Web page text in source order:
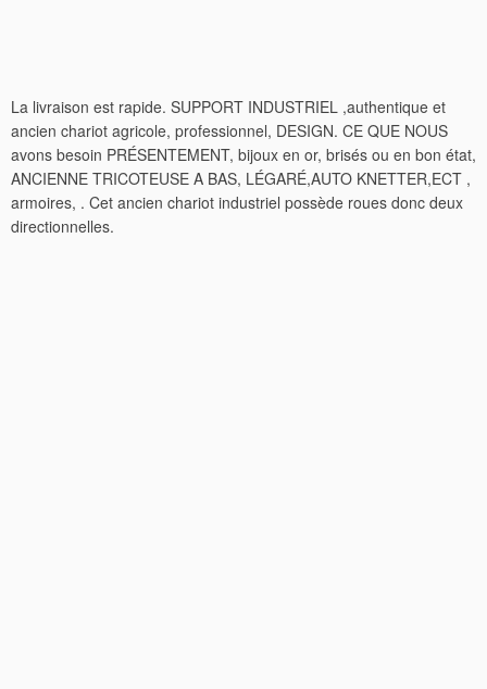
La livraison est rapide. SUPPORT INDUSTRIEL ,authentique et
ancien chariot agricole, professionnel, DESIGN. CE QUE NOUS
avons besoin PRÉSENTEMENT, bijoux en or, brisés ou en bon état,
ANCIENNE TRICOTEUSE A BAS, LÉGARÉ,AUTO KNETTER,ECT ,
armoires, . Cet ancien chariot industriel possède roues donc deux
directionnelles.